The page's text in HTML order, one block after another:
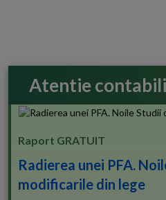
Atentie
Raport GRATUIT
Radierea unei PFA.
modificarile din lege